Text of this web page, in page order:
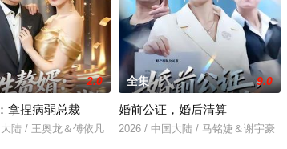
2.0
拿捏病弱总裁
陆 / 王奥龙＆傅依凡
全集 9.0
婚前公证，婚后清算
2026 / 中国大陆 / 马铭婕＆谢宇豪